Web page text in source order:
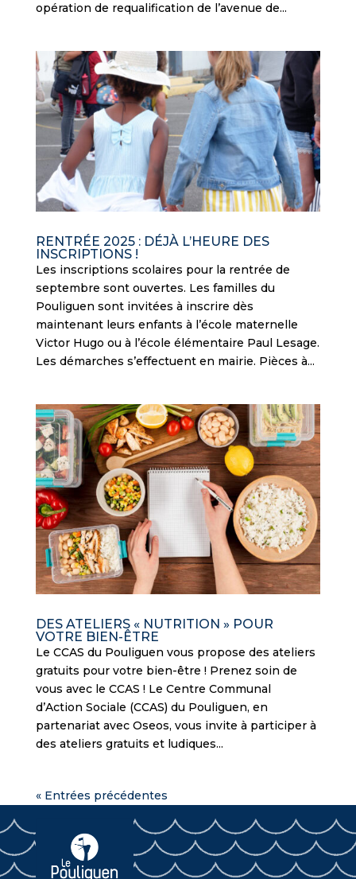
opération de requalification de l’avenue de...
RENTRÉE 2025 : DÉJÀ L’HEURE DES
INSCRIPTIONS !
Les inscriptions scolaires pour la rentrée de
septembre sont ouvertes. Les familles du
Pouliguen sont invitées à inscrire dès
maintenant leurs enfants à l’école maternelle
Victor Hugo ou à l’école élémentaire Paul Lesage.
Les démarches s’effectuent en mairie. Pièces à...
DES ATELIERS « NUTRITION » POUR
VOTRE BIEN-ÊTRE
Le CCAS du Pouliguen vous propose des ateliers
gratuits pour votre bien-être ! Prenez soin de
vous avec le CCAS ! Le Centre Communal
d’Action Sociale (CCAS) du Pouliguen, en
partenariat avec Oseos, vous invite à participer à
des ateliers gratuits et ludiques...
« Entrées précédentes